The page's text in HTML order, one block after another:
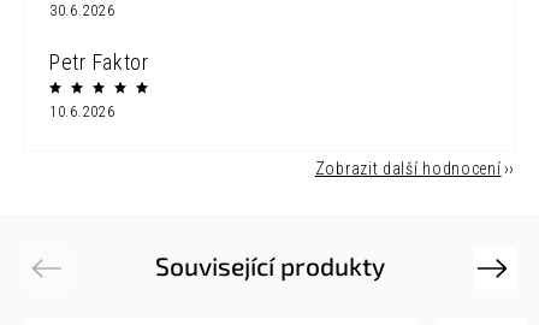
30.6.2026
Petr Faktor
10.6.2026
Zobrazit další hodnocení
Související produkty
Previous Next